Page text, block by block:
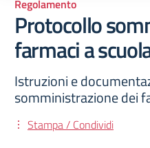
Regolamento
Protocollo
farmaci a
Istruzioni e
somministrazione dei
Stampa / Condividi